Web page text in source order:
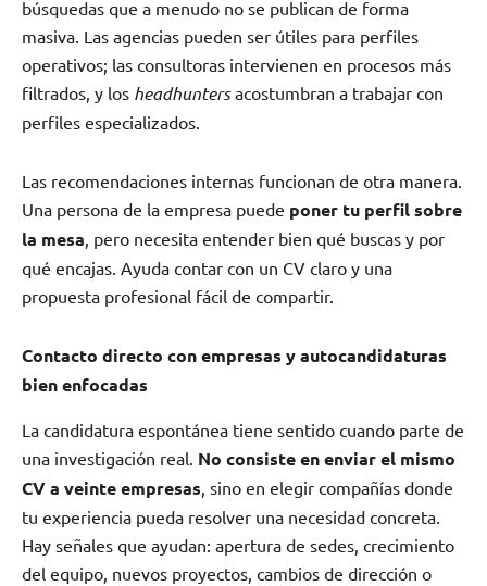
búsquedas que a menudo no se publican de forma
masiva. Las agencias pueden ser útiles para perfiles
operativos; las consultoras intervienen en procesos más
filtrados, y los headhuntersacostumbran a trabajar con
perfiles especializados.
Las recomendaciones internas funcionan de otra manera.
Una persona de la empresa puede poner tu perfil sobre
la mesa, pero necesita entender bien qué buscas y por
qué encajas. Ayuda contar con un CV claro y una
propuesta profesional fácil de compartir.
Contacto directo con empresas y autocandidaturas
bien enfocadas
La candidatura espontánea tiene sentido cuando parte de
una investigación real. No consiste en enviar el mismo
CV a veinte empresas, sino en elegir compañías donde
tu experiencia pueda resolver una necesidad concreta.
Hay señales que ayudan: apertura de sedes, crecimiento
del equipo, nuevos proyectos, cambios de dirección o